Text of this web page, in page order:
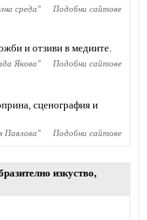
среда" Подобни сайтове
и отзиви в медиите.
Якова" Подобни сайтове
сценография и
Павлова" Подобни сайтове
изкуство,